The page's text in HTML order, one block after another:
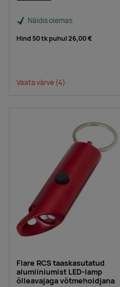
Näidis olemas
Hind 50 tk puhul26,00 €
Vaata värve(4)
Flare RCS taaskasutatud
alumiiniumist LED-lamp
õlleavajaga võtmehoidjana